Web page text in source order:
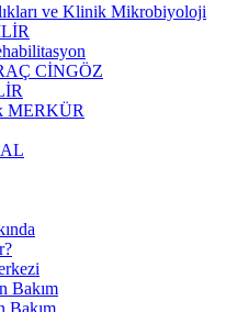
ve Klinik Mikrobiyoloji
CİNGÖZ
MERKÜR
Bakım
Bakım